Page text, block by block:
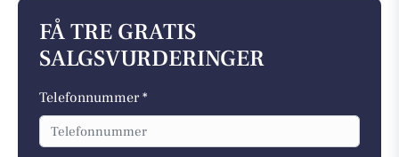
FÅ TRE GRATIS
SALGSVURDERINGER
Telefonnummer *